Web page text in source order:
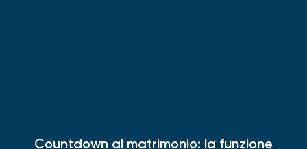
Countdown al matrimonio: la funzione